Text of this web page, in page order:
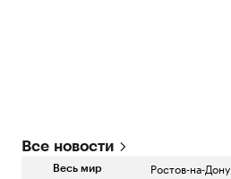
Все новости
Весь мир Ростов-на-Дону